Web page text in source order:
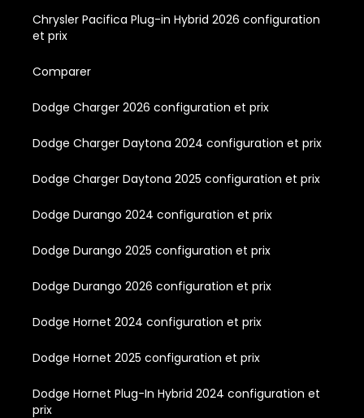
Chrysler Pacifica Plug-in Hybrid 2026 configuration
et prix
Comparer
Dodge Charger 2026 configuration et prix
Dodge Charger Daytona 2024 configuration et prix
Dodge Charger Daytona 2025 configuration et prix
Dodge Durango 2024 configuration et prix
Dodge Durango 2025 configuration et prix
Dodge Durango 2026 configuration et prix
Dodge Hornet 2024 configuration et prix
Dodge Hornet 2025 configuration et prix
Dodge Hornet Plug-In Hybrid 2024 configuration et
prix